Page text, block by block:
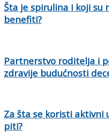
Šta je spirulina i koji su
benefiti?
Partnerstvo roditelja i
zdravije budućnosti
Za šta se koristi aktivni
piti?